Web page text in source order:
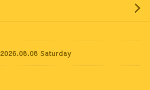
2026.08.08 Saturday